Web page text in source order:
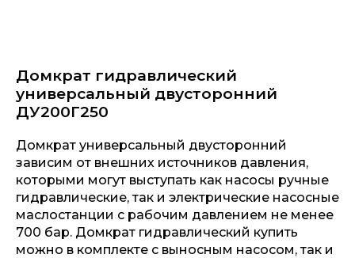
Домкрат гидравлический
универсальный двусторонний
ДУ200Г250
Домкрат универсальный двусторонний
зависим от внешних источников давления,
которыми могут выступать как насосы ручные
гидравлические, так и электрические насосные
маслостанции с рабочим давлением не менее
700 бар. Домкрат гидравлический купить
можно в комплекте с выносным насосом, так и